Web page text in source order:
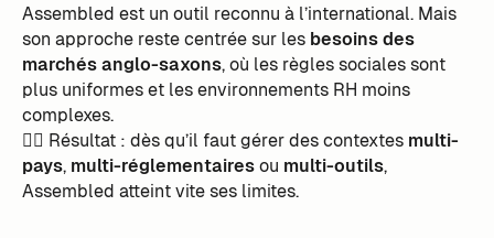
Assembled est un outil reconnu à l’international. Mais
son approche reste centrée sur les besoins des
marchés anglo-saxons, où les règles sociales sont
plus uniformes et les environnements RH moins
complexes.
👉🏼 Résultat : dès qu’il faut gérer des contextes multi-
pays, multi-réglementairesou multi-outils,
Assembled atteint vite ses limites.